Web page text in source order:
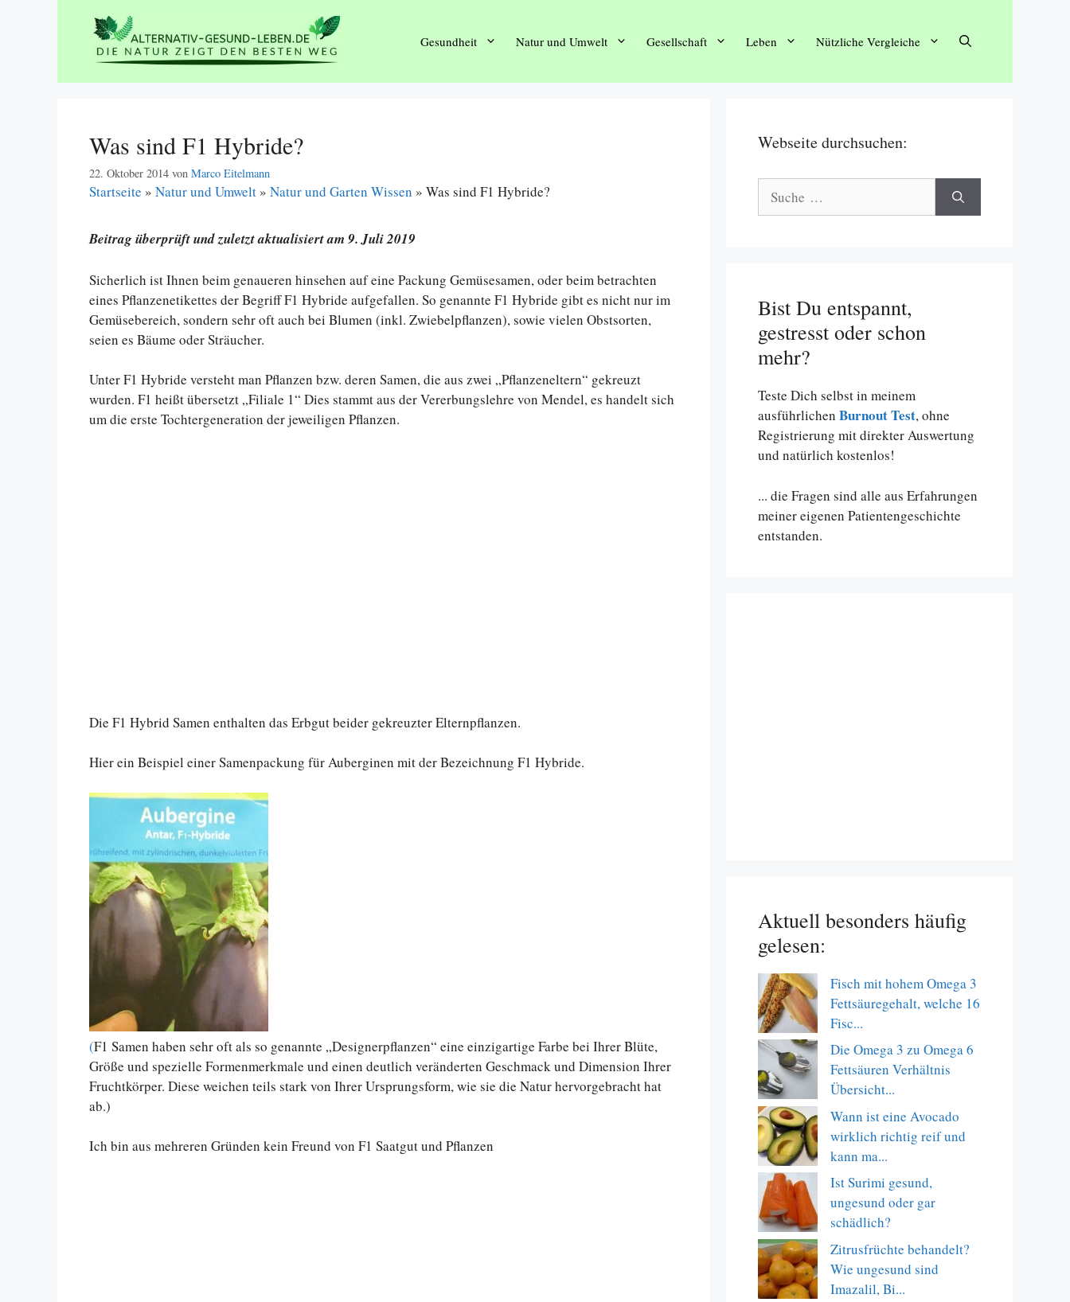
Gesundheit Natur und Umwelt Gesellschaft Leben Nützliche Vergleiche
Was sind F1 Hybride?
22. Oktober 2014 von Marco Eitelmann
Startseite » Natur und Umwelt » Natur und Garten Wissen » Was sind F1 Hybride?
Beitrag überprüft und zuletzt aktualisiert am 9. Juli 2019
Sicherlich ist Ihnen beim genaueren hinsehen auf eine Packung Gemüsesamen, oder beim betrachten
eines Pflanzenetikettes der Begriff F1 Hybride aufgefallen. So genannte F1 Hybride gibt es nicht nur im
Gemüsebereich, sondern sehr oft auch bei Blumen (inkl. Zwiebelpflanzen), sowie vielen Obstsorten,
seien es Bäume oder Sträucher.
Unter F1 Hybride versteht man Pflanzen bzw. deren Samen, die aus zwei „Pflanzeneltern“ gekreuzt
wurden. F1 heißt übersetzt „Filiale 1“ Dies stammt aus der Vererbungslehre von Mendel, es handelt sich
um die erste Tochtergeneration der jeweiligen Pflanzen.
Die F1 Hybrid Samen enthalten das Erbgut beider gekreuzter Elternpflanzen.
Hier ein Beispiel einer Samenpackung für Auberginen mit der Bezeichnung F1 Hybride.
(F1 Samen haben sehr oft als so genannte „Designerpflanzen“ eine einzigartige Farbe bei Ihrer Blüte,
Größe und spezielle Formenmerkmale und einen deutlich veränderten Geschmack und Dimension Ihrer
Fruchtkörper. Diese weichen teils stark von Ihrer Ursprungsform, wie sie die Natur hervorgebracht hat
ab.)
Ich bin aus mehreren Gründen kein Freund von F1 Saatgut und Pflanzen
Webseite durchsuchen:
nach:
Bist Du entspannt,
gestresst oder schon
mehr?
Teste Dich selbst in meinem
ausführlichen Burnout Test, ohne
Registrierung mit direkter Auswertung
und natürlich kostenlos!
... die Fragen sind alle aus Erfahrungen
meiner eigenen Patientengeschichte
entstanden.
Aktuell besonders häufig
gelesen:
Fisch mit hohem Omega 3
Fettsäuregehalt, welche 16
Fisc...
Die Omega 3 zu Omega 6
Fettsäuren Verhältnis
Übersicht...
Wann ist eine Avocado
wirklich richtig reif und
kann ma...
Ist Surimi gesund,
ungesund oder gar
schädlich?
Zitrusfrüchte behandelt?
Wie ungesund sind
Imazalil, Bi...